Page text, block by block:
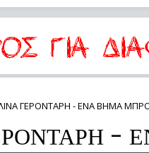
ΓΕΡΟΝΤΑΡΗ - ΕΝΑ ΒΗΜΑ
-